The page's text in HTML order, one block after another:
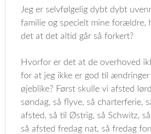
Jeg er selvfølgelig dybt dybt
familie og specielt mine forældre,
det at det altid går så forkert?
Hvorfor er det at de overhoved
for at jeg ikke er god til
øjeblike? Først skulle vi afsted
søndag, så flyve, så charterferie,
afsted, så til Østrig, så Schwitz,
så afsted fredag nat, så fredag